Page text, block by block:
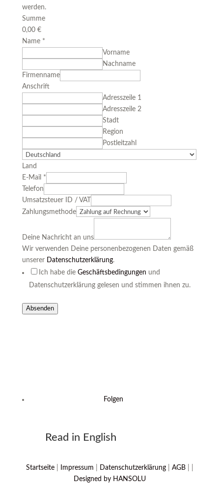
werden.
Summe
0,00 €
Name *
Vorname
Nachname
Firmenname
Anschrift
Adresszeile 1
Adresszeile 2
Stadt
Region
Postleitzahl
Land
E-Mail *
Telefon
Umsatzsteuer ID / VAT
Zahlungsmethode
Deine Nachricht an uns
Wir verwenden Deine personenbezogenen Daten gemäß
unserer Datenschutzerklärung.
Ich habe die Geschäftsbedingungen und
Datenschutzerklärung gelesen und stimmen ihnen zu.
Absenden
Folgen
Read in English
Startseite Impressum Datenschutzerklärung |AGB
Designed by HANSOLU